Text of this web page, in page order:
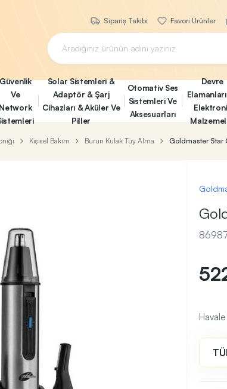
Sipariş Takibi Favori Ürünler
Güvenlik
Ve
Network
Solar Sistemleri &
Adaptör & Şarj
Cihazları & Aküler Ve
Piller
Otomativ Ses
Sistemleri Ve
Aksesuarları
Devre
Kişisel Bakım Burun Kulak Tüy Alma Goldmaster Star
Havale